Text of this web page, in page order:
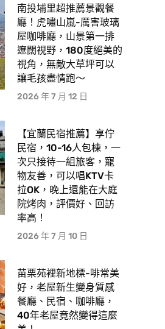
南投埔里超推薦景觀餐
廳！虎嘯山嵐-厲害玻璃
屋咖啡廳，山景第一排
遼闊視野，180度絕美的
視角，無敵大草坪可以
讓毛孩盡情跑〜
2026 年 7 月 12 日
【宜蘭民宿推薦】享佇
民宿，10-16人包棟，一
次只接待一組旅客，寵
物友善，可以唱KTV卡
拉OK，晚上還能在大庭
院烤肉，評價好、回訪
率高！
2026 年 7 月 10 日
苗栗苑裡新地標-啡常美
好，老屋新生變身質感
餐廳、民宿、咖啡廳，
40年老屋竟然變得這麼